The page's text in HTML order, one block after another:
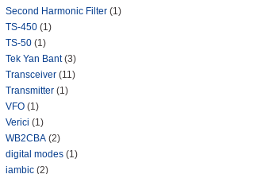
Second Harmonic Filter (1)
TS-450 (1)
TS-50 (1)
Tek Yan Bant (3)
Transceiver (11)
Transmitter (1)
VFO (1)
Verici (1)
WB2CBA (2)
digital modes (1)
iambic (2)